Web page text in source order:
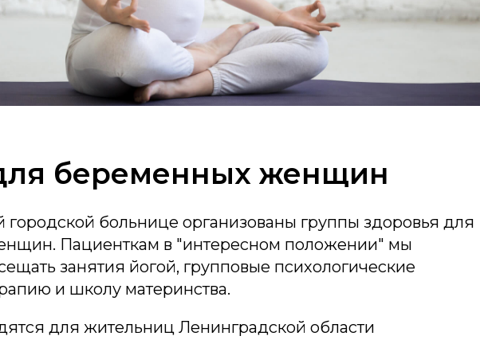
беременных женщин
городской больнице организованы группы здоровья для
Пациенткам в "интересном положении" мы
занятия йогой, групповые психологические
и школу материнства.
для жительниц Ленинградской области